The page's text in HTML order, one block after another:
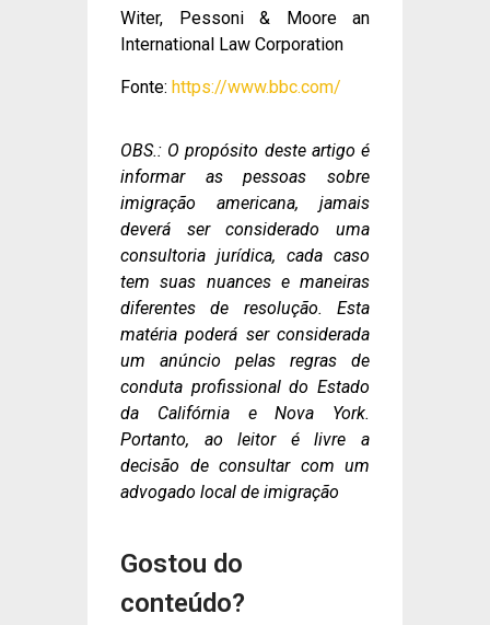
Witer, Pessoni & Moore an
International Law Corporation
Fonte: https://www.bbc.com/
OBS.: O propósito deste artigo é
informar as pessoas sobre
imigração americana, jamais
deverá ser considerado uma
consultoria jurídica, cada caso
tem suas nuances e maneiras
diferentes de resolução. Esta
matéria poderá ser considerada
um anúncio pelas regras de
conduta profissional do Estado
da Califórnia e Nova York.
Portanto, ao leitor é livre a
decisão de consultar com um
advogado local de imigração
Gostou do
conteúdo?